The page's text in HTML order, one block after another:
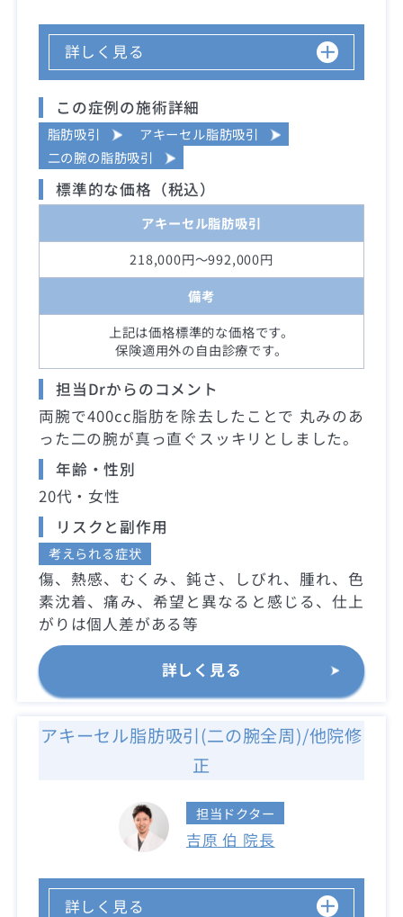
詳しく見る
この症例の施術詳細
脂肪吸引
アキーセル脂肪吸引
二の腕の脂肪吸引
標準的な価格（税込）
アキーセル脂肪吸引
218,000円～992,000円
備考
上記は価格標準的な価格です。
保険適用外の自由診療です。
担当Drからのコメント
両腕で400cc脂肪を除去したことで 丸みのあ
った二の腕が真っ直ぐスッキリとしました。
年齢・性別
20代・女性
リスクと副作用
考えられる症状
傷、熱感、むくみ、鈍さ、しびれ、腫れ、色
素沈着、痛み、希望と異なると感じる、仕上
がりは個人差がある等
詳しく見る
アキーセル脂肪吸引(二の腕全周)/他院修
正
担当ドクター
吉原 伯 院長
詳しく見る